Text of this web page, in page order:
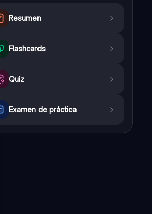
Resumen
Flashcards
Quiz
Examen de práctica